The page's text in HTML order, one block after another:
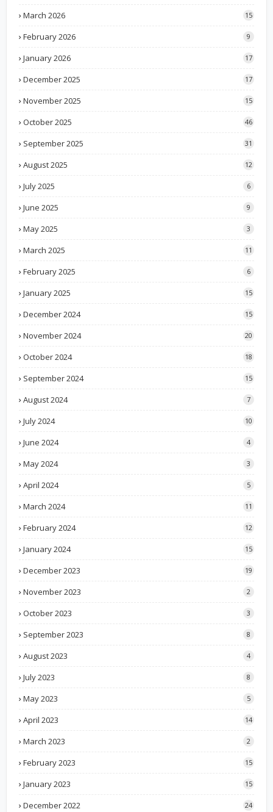
March 2026 15
February 2026 9
January 2026 17
December 2025 17
November 2025 15
October 2025 46
September 2025 31
August 2025 12
July 2025 6
June 2025 9
May 2025 3
March 2025 11
February 2025 6
January 2025 15
December 2024 15
November 2024 20
October 2024 18
September 2024 15
August 2024 7
July 2024 10
June 2024 4
May 2024 3
April 2024 5
March 2024 11
February 2024 12
January 2024 15
December 2023 19
November 2023 2
October 2023 3
September 2023 8
August 2023 4
July 2023 8
May 2023 5
April 2023 14
March 2023 2
February 2023 15
January 2023 15
December 2022 24